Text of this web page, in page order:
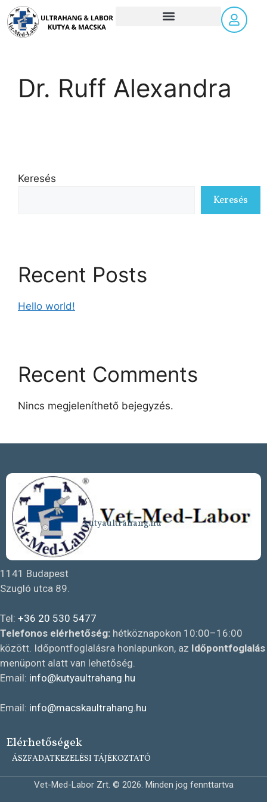
Dr. Ruff Alexandra
Keresés
Keresés
Recent Posts
Hello world!
Recent Comments
Nincs megjeleníthető bejegyzés.
kutyaultrahang.hu
1141 Budapest
Szugló utca 89.
Tel: +36 20 530 5477
Telefonos elérhetőség: hétköznapokon 10:00–16:00
között. Időpontfoglalásra honlapunkon, az Időpontfoglalás
menüpont alatt van lehetőség.
Email: info@kutyaultrahang.hu
Email: info@macskaultrahang.hu
Elérhetőségek
ÁSZFADATKEZELÉSI TÁJÉKOZTATÓ
Vet-Med-Labor Zrt. © 2026. Minden jog fennttartva